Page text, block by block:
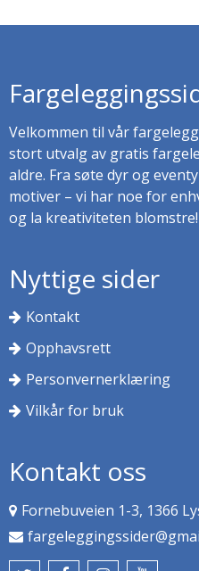
Velkommen til vår
stort utvalg av gratis
aldre. Fra søte dyr og
motiver – vi har noe for
og la kreativiteten blomstre!
Nyttige sider
Kontakt
Opphavsrett
Personvernerklæring
Vilkår for bruk
Kontakt oss
Fornebuveien 1-3, 1366